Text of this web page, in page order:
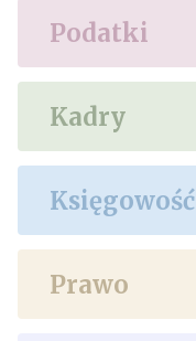
Podatki
Kadry
Księgowość
Prawo